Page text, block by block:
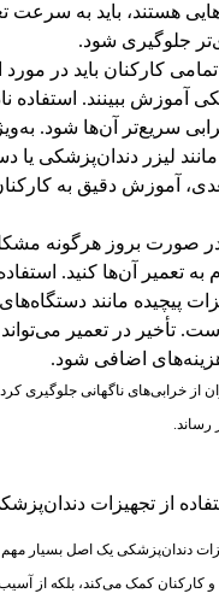
هستند، باید به سرعت
جلوگیری شود​.
کارکنان باید در
آموزش ببینند. استفاده
سریع‌تر آن‌ها شود.
لیزر دندان‌پزشکی یا
آموزش دقیق به
صورت بروز هرگونه
به تعمیر آن‌ها کنید.
پیچیده مانند
تأخیر در تعمیر
اضافی شود​.
از خرابی‌های ناگهانی جلوگیری
رساند.
از تجهیزات
دندان‌پزشکی یک اصل بسیار مهم
کمک می‌کند، بلکه از آسیب